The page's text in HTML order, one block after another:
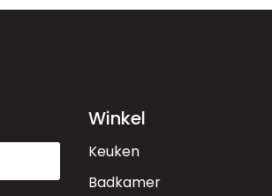
Winkel
Keuken
Badkamer